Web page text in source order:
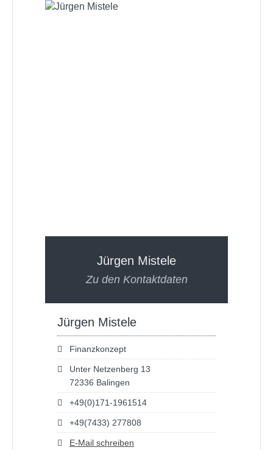
Jürgen Mistele
Zu den Kontaktdaten
Jürgen Mistele
Finanzkonzept
Unter Netzenberg 13
72336 Balingen
+49(0)171-1961514
+49(7433) 277808
E-Mail schreiben